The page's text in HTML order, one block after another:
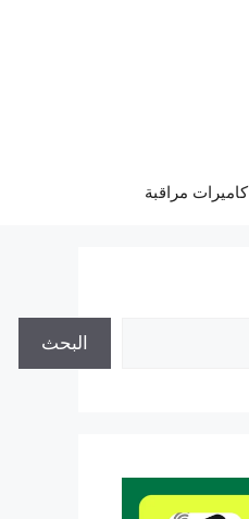
كاميرات مراقبة
البحث